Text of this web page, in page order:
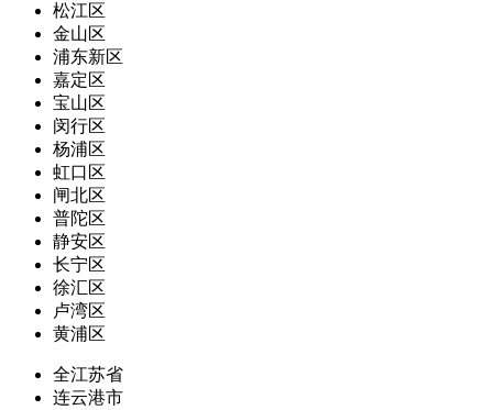
松江区
金山区
浦东新区
嘉定区
宝山区
闵行区
杨浦区
虹口区
闸北区
普陀区
静安区
长宁区
徐汇区
卢湾区
黄浦区
全江苏省
连云港市